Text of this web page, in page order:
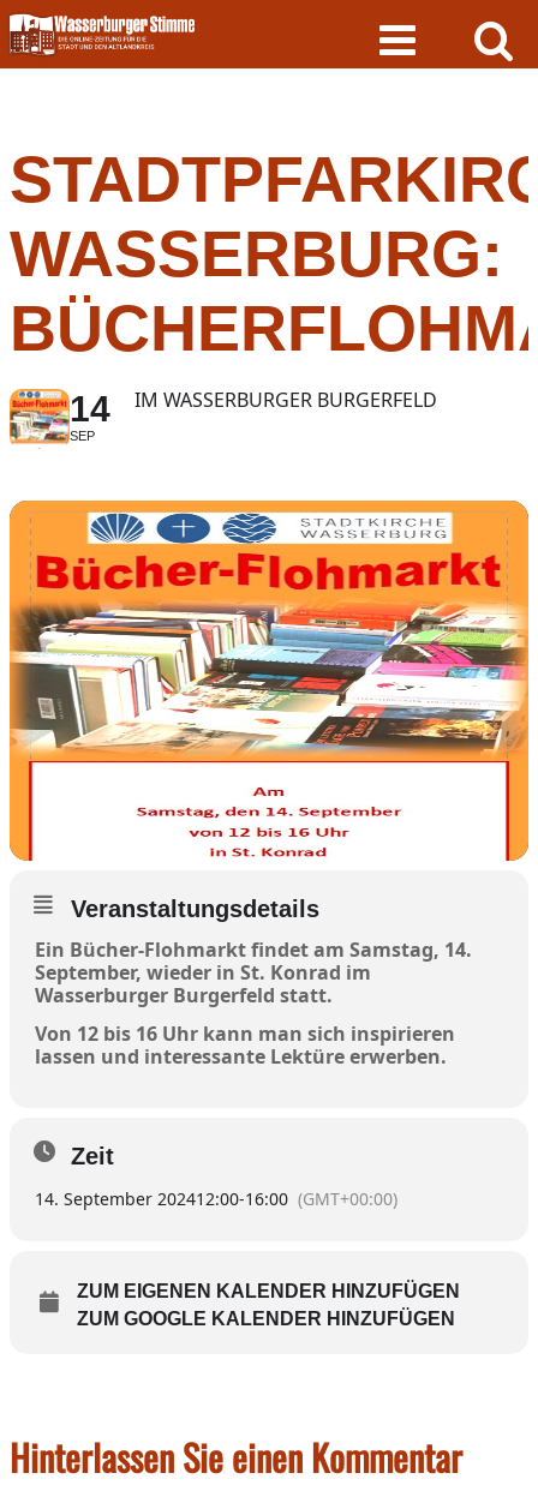
Skip
to
content
WASSERBURG:
14
SEP
IM WASSERBURGER BURGERFELD
Veranstaltungsdetails
Ein Bücher-Flohmarkt findet am Samstag, 14.
September, wieder in St. Konrad im
Wasserburger Burgerfeld statt.
Von 12 bis 16 Uhr kann man sich inspirieren
lassen und interessante Lektüre erwerben.
Zeit
14. September 202412:00-16:00 (GMT+00:00)
ZUM EIGENEN KALENDER HINZUFÜGEN
ZUM GOOGLE KALENDER HINZUFÜGEN
Hinterlassen Sie einen Kommentar